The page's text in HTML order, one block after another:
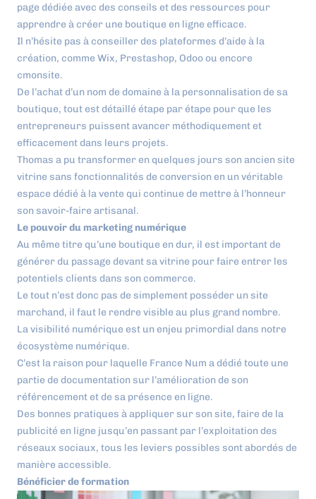
page dédiée avec des conseils et des ressources pour
apprendre à créer une boutique en ligne efficace.
Il n’hésite pas à conseiller des plateformes d’aide à la
création, comme Wix, Prestashop, Odoo ou encore
cmonsite.
De l’achat d’un nom de domaine à la personnalisation de sa
boutique, tout est détaillé étape par étape pour que les
entrepreneurs puissent avancer méthodiquement et
efficacement dans leurs projets.
Thomas a pu transformer en quelques jours son ancien site
vitrine sans fonctionnalités de conversion en un véritable
espace dédié à la vente qui continue de mettre à l’honneur
son savoir-faire artisanal.
Le pouvoir du marketing numérique
Au même titre qu’une boutique en dur, il est important de
générer du passage devant sa vitrine pour faire entrer les
potentiels clients dans son commerce.
Le tout n’est donc pas de simplement posséder un site
marchand, il faut le rendre visible au plus grand nombre.
La visibilité numérique est un enjeu primordial dans notre
écosystème numérique.
C’est la raison pour laquelle France Num a dédié toute une
partie de documentation sur l’amélioration de son
référencement et de sa présence en ligne.
Des bonnes pratiques à appliquer sur son site, faire de la
publicité en ligne jusqu’en passant par l’exploitation des
réseaux sociaux, tous les leviers possibles sont abordés de
manière accessible.
Bénéficier de formation